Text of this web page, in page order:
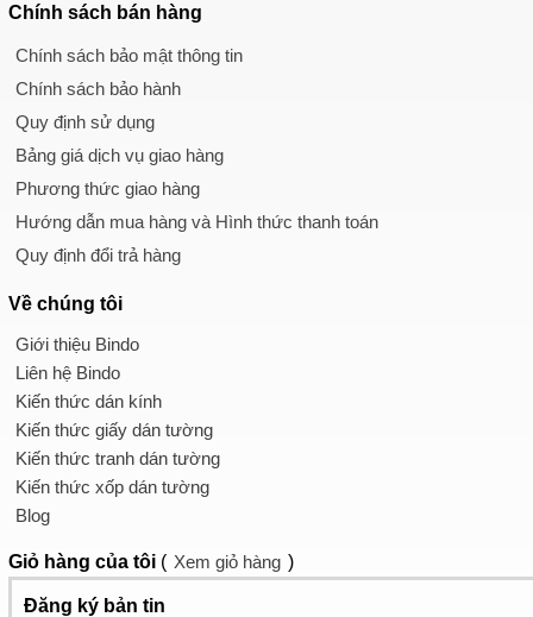
Chính sách bán hàng
Chính sách bảo mật thông tin
Chính sách bảo hành
Quy định sử dụng
Bảng giá dịch vụ giao hàng
Phương thức giao hàng
Hướng dẫn mua hàng và Hình thức thanh toán
Quy định đổi trả hàng
Về chúng tôi
Giới thiệu Bindo
Liên hệ Bindo
Kiến thức dán kính
Kiến thức giấy dán tường
Kiến thức tranh dán tường
Kiến thức xốp dán tường
Blog
Giỏ hàng của tôi ( Xem giỏ hàng )
Đăng ký bản tin